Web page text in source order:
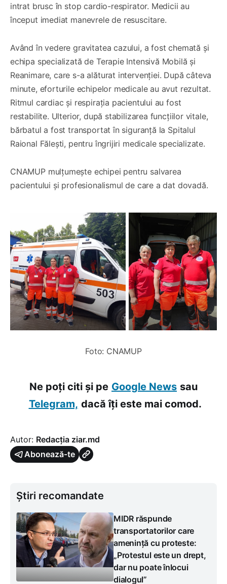
intrat brusc în stop cardio-respirator. Medicii au
început imediat manevrele de resuscitare.
Având în vedere gravitatea cazului, a fost chemată și
echipa specializată de Terapie Intensivă Mobilă și
Reanimare, care s-a alăturat intervenției. După câteva
minute, eforturile echipelor medicale au avut rezultat.
Ritmul cardiac și respirația pacientului au fost
restabilite. Ulterior, după stabilizarea funcțiilor vitale,
bărbatul a fost transportat în siguranță la Spitalul
Raional Fălești, pentru îngrijiri medicale specializate.
CNAMUP mulțumește echipei pentru salvarea
pacientului și profesionalismul de care a dat dovadă.
Foto: CNAMUP
Ne poți citi și pe Google News sau
Telegram, dacă îți este mai comod.
Autor: Redacția ziar.md
Abonează-te
Știri recomandate
MIDR răspunde
transportatorilor care
amenință cu proteste:
„Protestul este un drept,
dar nu poate înlocui
dialogul”